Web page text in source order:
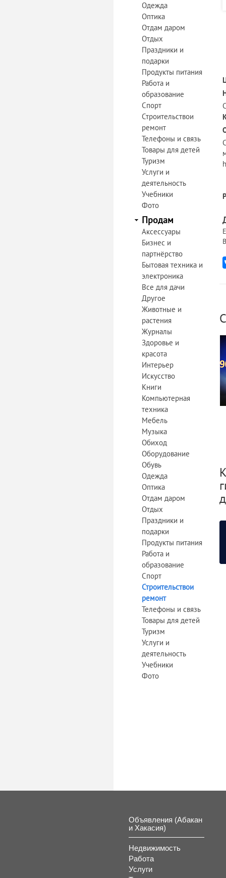
Одежда
Оптика
Отдам даром
Отдых
Праздники и
подарки
Продукты питания
Работа и
образование
Спорт
Строительствои
ремонт
Телефоны и связь
Товары для детей
Туризм
Услуги и
деятельность
Учебники
Фото
Продам
Аксессуары
Бизнес и
партнёрство
Бытовая техника и
электроника
Все для дачи
Другое
Животные и
растения
Журналы
Здоровье и
красота
Интерьер
Искусство
Книги
Компьютерная
техника
Мебель
Музыка
Обиход
Оборудование
Обувь
Одежда
Оптика
Отдам даром
Отдых
Праздники и
подарки
Продукты питания
Работа и
образование
Спорт
Строительствои
ремонт
Телефоны и связь
Товары для детей
Туризм
Услуги и
деятельность
Учебники
Фото
Объявления (Абакан
и Хакасия)
Недвижимость
Работа
Услуги